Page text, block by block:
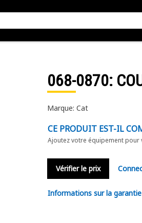
068-0870:
Marque: Cat
CE PRODUIT EST-IL
Ajoutez votre équipement
Vérifier le prix
Informations sur la garantie